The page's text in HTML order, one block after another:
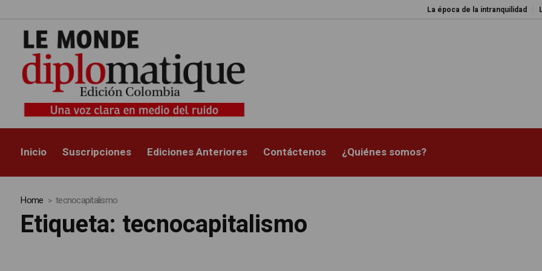
La época de la intranquilidad Los
Inicio Suscripciones Ediciones Anteriores Contáctenos ¿Quiénes somos?
Home tecnocapitalismo
Etiqueta: tecnocapitalismo